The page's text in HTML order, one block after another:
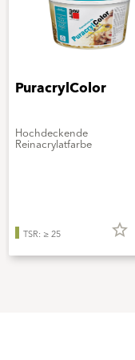
PuracrylColor
Hochdeckende
Reinacrylatfarbe
TSR: ≥ 25 star_border